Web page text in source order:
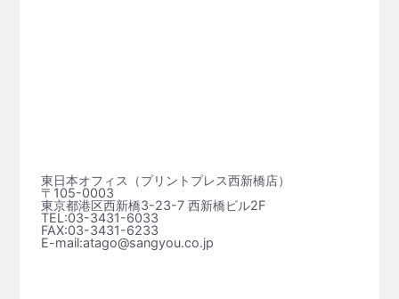
東日本オフィス（プリントプレス⻄新橋店）
〒105-0003
東京都港区西新橋3-23-7 西新橋ビル2F
TEL:03-3431-6033
FAX:03-3431-6233
E-mail:atago@sangyou.co.jp